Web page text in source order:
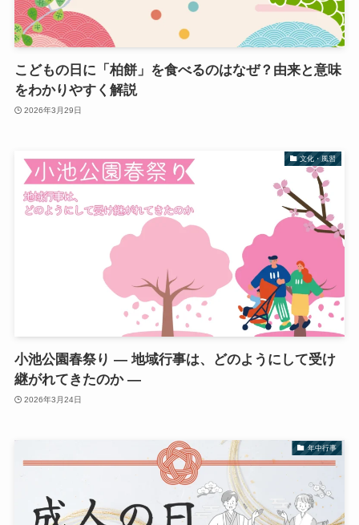
こどもの日に「柏餅」を食べるのはなぜ？由来と意味
をわかりやすく解説
2026年3月29日
文化・風習
小池公園春祭り ― 地域行事は、どのようにして受け
継がれてきたのか ―
2026年3月24日
年中行事